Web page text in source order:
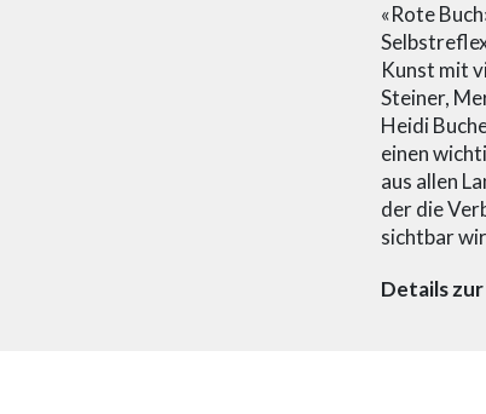
«Rote
Kunst mit
Steiner,
Heidi
einen
aus allen
der die
sichtbar
Details